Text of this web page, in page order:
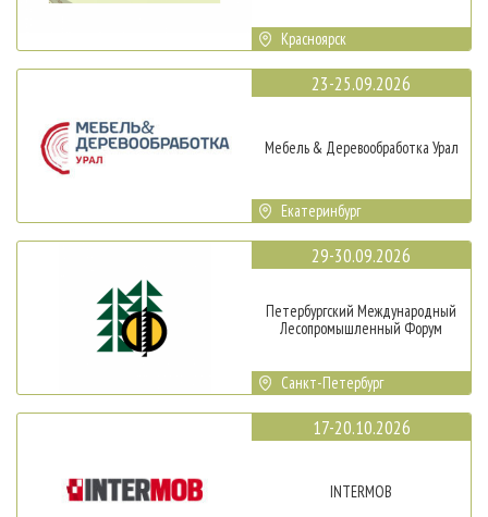
Красноярск
23-25.09.2026
Мебель & Деревообработка Урал
Екатеринбург
29-30.09.2026
Петербургский Международный
Лесопромышленный Форум
Санкт-Петербург
17-20.10.2026
INTERMOB